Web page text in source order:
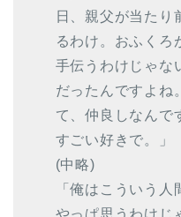
日、親父が当たり
るわけ。おふくろ
手伝うわけじゃな
だったんですよね
て、仲良しなんで
すごい好きで。」
(中略)
「俺はこういう
やっぱ思うわけじ